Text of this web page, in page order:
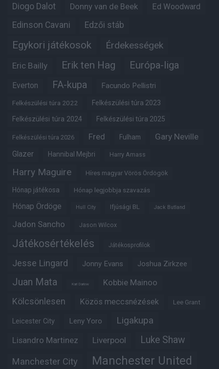
Diogo Dalot Donny van de Beek Ed Woodward
Edinson Cavani Edzői stáb
Egykori játékosok Érdekességek
Eric Bailly Erik ten Hag Európa-liga
Everton FA-kupa Facundo Pellistri
Felkészülési túra 2022 Felkészülési túra 2023
Felkészülési túra 2024 Felkészülési túra 2025
Felkészülési túra 2026 Fred Fulham Gary Neville
Glazer Hannibal Mejbri Harry Amass
Harry Maguire Híres magyar Vörös Ördögök
Hónap játékosa Hónap legjobbja szavazás
Hónap Ördöge Hull City Ifjúsági BL Jack Butland
Jadon Sancho Jason Wilcox
Játékosértékelés Játékosprofilok
Jesse Lingard Jonny Evans Joshua Zirkzee
Juan Mata Karl Darlow Kobbie Mainoo
Kölcsönlesen Közös meccsnézések Lee Grant
Leicester City Leny Yoro Ligakupa
Lisandro Martinez Liverpool Luke Shaw
Manchester City Manchester United